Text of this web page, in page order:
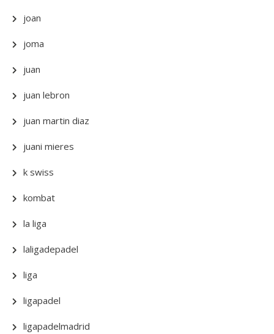
joan
joma
juan
juan lebron
juan martin diaz
juani mieres
k swiss
kombat
la liga
laligadepadel
liga
ligapadel
ligapadelmadrid